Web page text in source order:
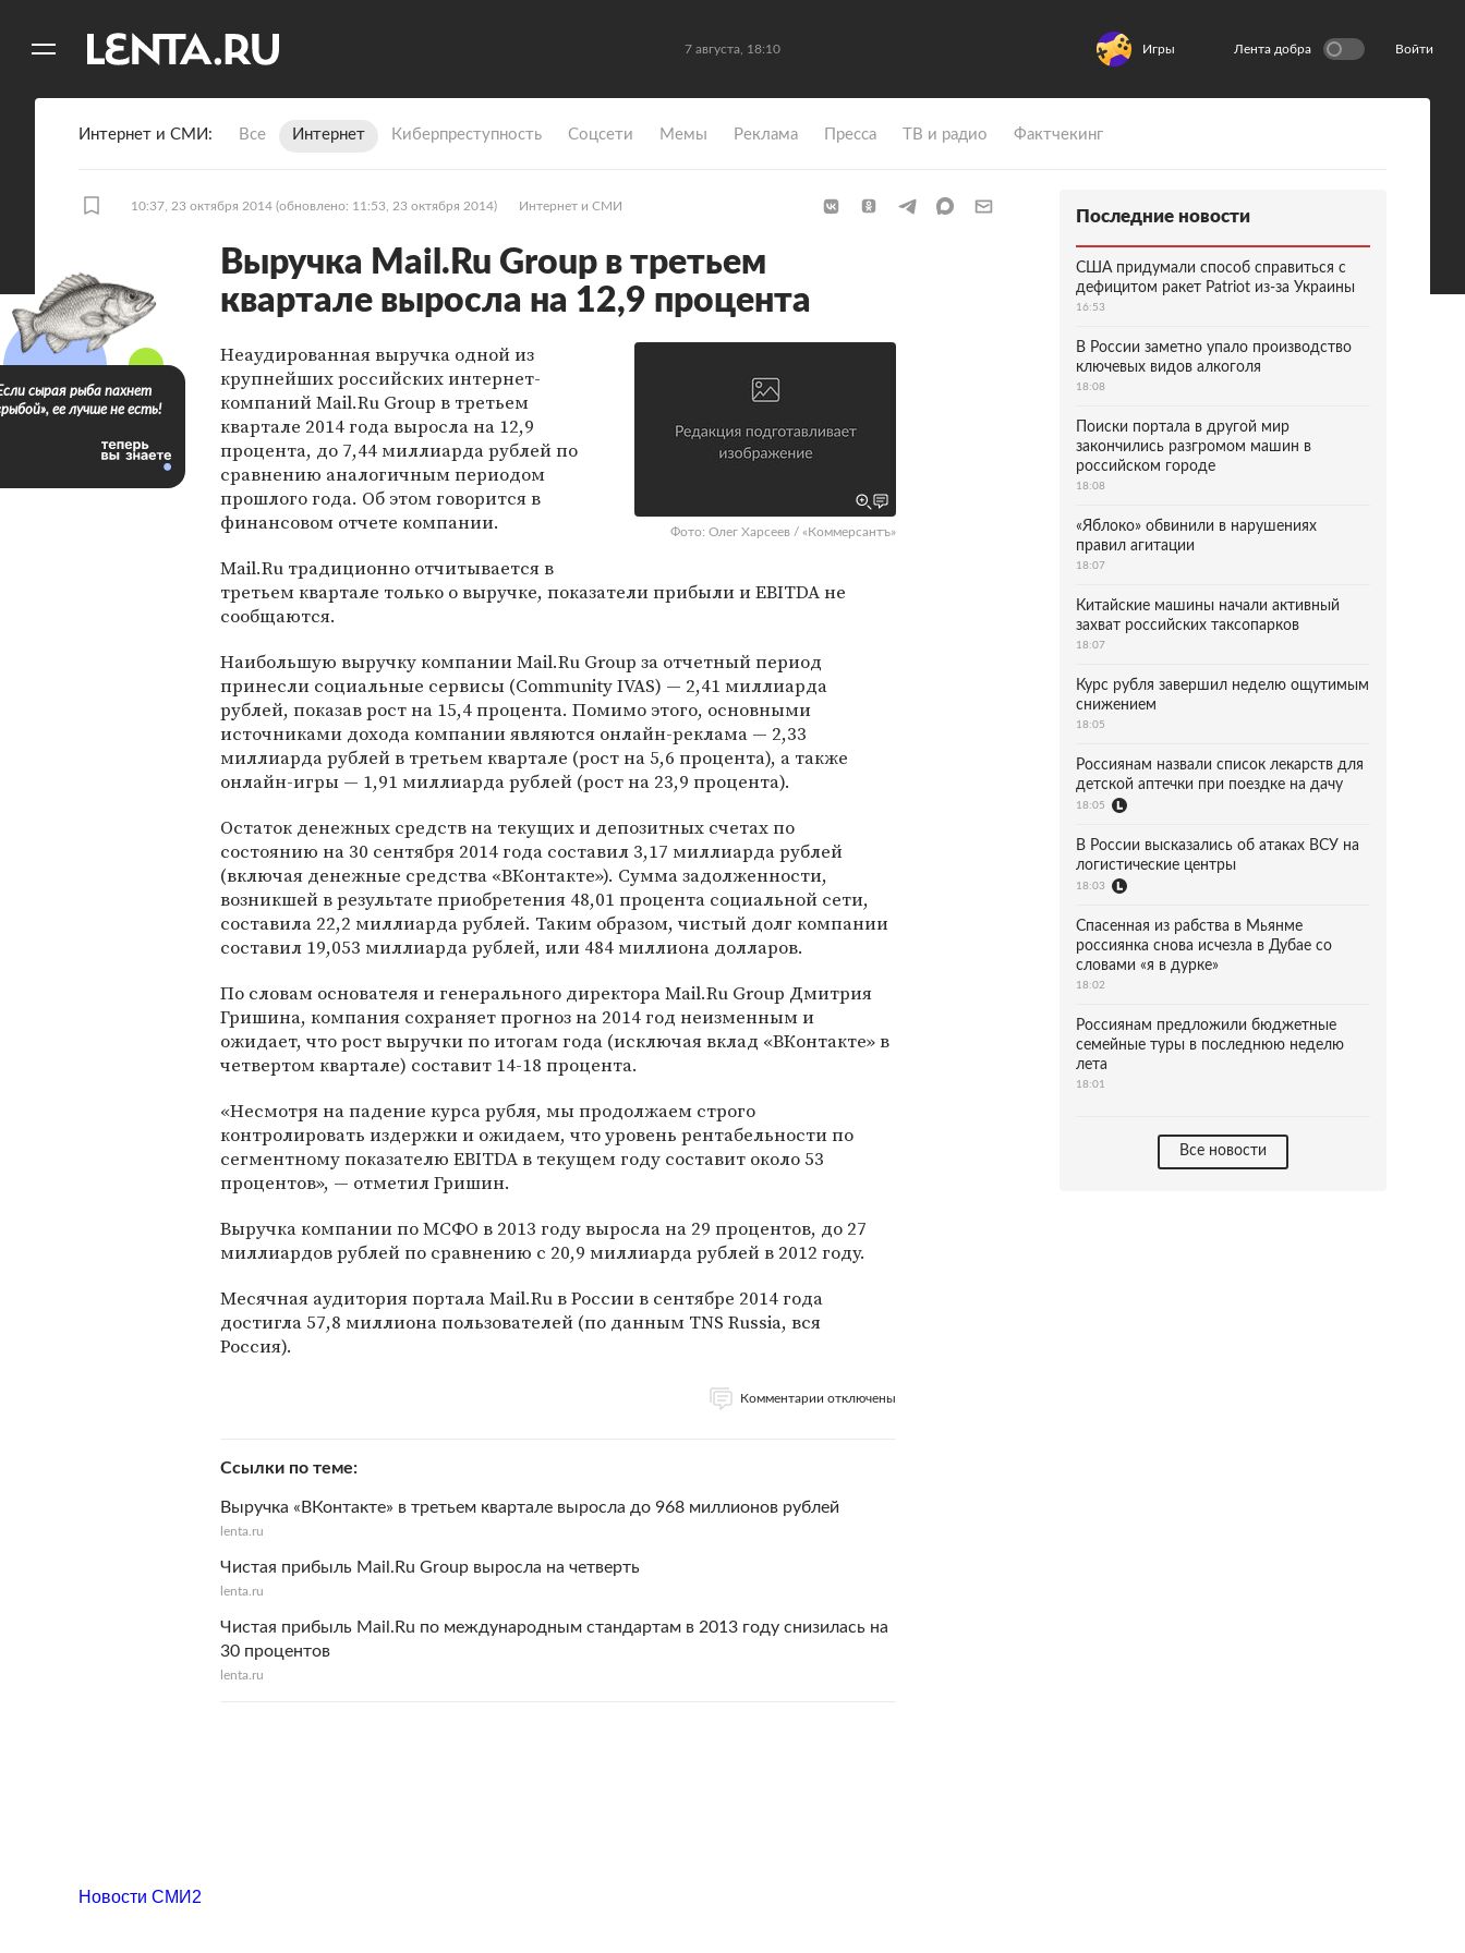
7 августа, 18:10 Игры Лента добра Войти
Интернет и СМИ Все Интернет Киберпреступность Coцсети Мемы Реклама Пресса ТВ и радио Фактчекинг
10:37, 23 октября 2014 (обновлено: 11:53, 23 октября 2014) Интернет и СМИ
Выручка Mail.Ru Group в третьем
квартале выросла на 12,9 процента
Фото: Олег Харсеев / «Коммерсантъ»
Неаудированная выручка одной из
крупнейших российских интернет-
компаний Mail.Ru Group в третьем
квартале 2014 года выросла на 12,9
процента, до 7,44 миллиарда рублей по
сравнению аналогичным периодом
прошлого года. Об этом говорится в
финансовом отчете компании.
Mail.Ru традиционно отчитывается в
третьем квартале только о выручке, показатели прибыли и EBITDA не
сообщаются.
Наибольшую выручку компании Mail.Ru Group за отчетный период
принесли социальные сервисы (Сommunity IVAS) — 2,41 миллиарда
рублей, показав рост на 15,4 процента. Помимо этого, основными
источниками дохода компании являются онлайн-реклама — 2,33
миллиарда рублей в третьем квартале (рост на 5,6 процента), а также
онлайн-игры — 1,91 миллиарда рублей (рост на 23,9 процента).
Остаток денежных средств на текущих и депозитных счетах по
состоянию на 30 сентября 2014 года составил 3,17 миллиарда рублей
(включая денежные средства «ВКонтакте»). Сумма задолженности,
возникшей в результате приобретения 48,01 процента социальной сети,
составила 22,2 миллиарда рублей. Таким образом, чистый долг компании
составил 19,053 миллиарда рублей, или 484 миллиона долларов.
По словам основателя и генерального директора Mail.Ru Group Дмитрия
Гришина, компания сохраняет прогноз на 2014 год неизменным и
ожидает, что рост выручки по итогам года (исключая вклад «ВКонтакте» в
четвертом квартале) составит 14-18 процента.
«Несмотря на падение курса рубля, мы продолжаем строго
контролировать издержки и ожидаем, что уровень рентабельности по
сегментному показателю EBITDA в текущем году составит около 53
процентов», — отметил Гришин.
Выручка компании по МСФО в 2013 году выросла на 29 процентов, до 27
миллиардов рублей по сравнению с 20,9 миллиарда рублей в 2012 году.
Месячная аудитория портала Mail.Ru в России в сентябре 2014 года
достигла 57,8 миллиона пользователей (по данным TNS Russia, вся
Россия).
Комментарии отключены
Ссылки по теме
Выручка «ВКонтакте» в третьем квартале выросла до 968 миллионов рублей
lenta.ru
Чистая прибыль Mail.Ru Group выросла на четверть
lenta.ru
Чистая прибыль Mail.Ru по международным стандартам в 2013 году снизилась на
30 процентов
lenta.ru
сырая рыба пахнет
ее лучше не есть!
Последние новости
США придумали способ справиться с
дефицитом ракет Patriot из-за Украины
16:53
В России заметно упало производство
ключевых видов алкоголя
18:08
Поиски портала в другой мир
закончились разгромом машин в
российском городе
18:08
«Яблоко» обвинили в нарушениях
правил агитации
18:07
Китайские машины начали активный
захват российских таксопарков
18:07
Курс рубля завершил неделю ощутимым
снижением
18:05
Россиянам назвали список лекарств для
детской аптечки при поездке на дачу
18:05
В России высказались об атаках ВСУ на
логистические центры
18:03
Спасенная из рабства в Мьянме
россиянка снова исчезла в Дубае со
словами «я в дурке»
18:02
Россиянам предложили бюджетные
семейные туры в последнюю неделю
лета
18:01
Все новости
Новости СМИ2